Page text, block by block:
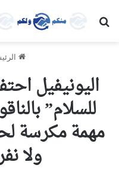
بحث عن
اليونيفيل
للسلام”
مهمة مكرسة
ولا